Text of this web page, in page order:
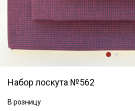
Набор лоскута №562
В розницу